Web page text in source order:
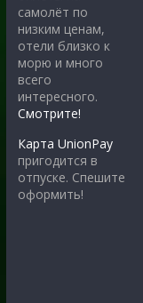
самолёт по
низким ценам,
отели близко к
морю и много
всего
интересного.
Смотрите!
Карта UnionPay
пригодится в
отпуске. Спешите
оформить!